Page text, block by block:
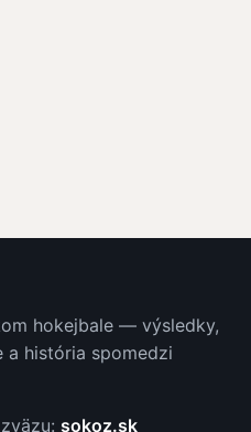
hokejbale — výsledky,
a história spomedzi
sokoz.sk